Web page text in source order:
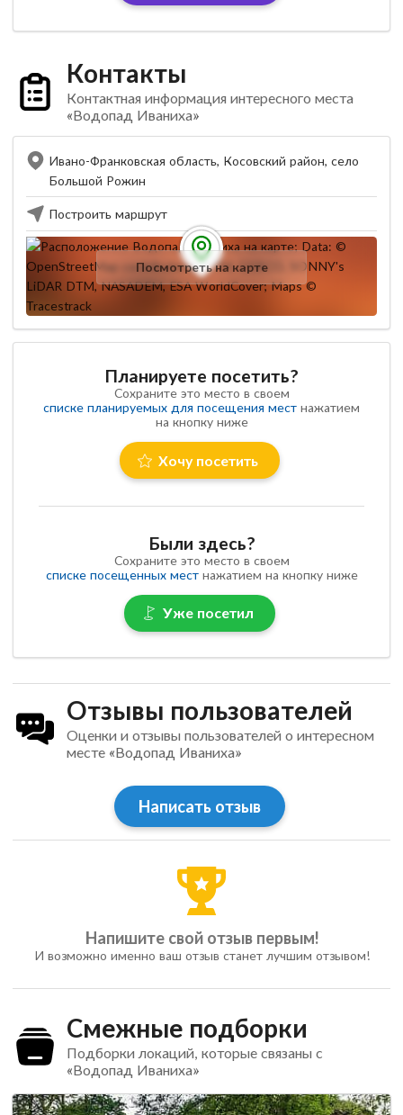
Контакты
Контактная информация интересного места
«Водопад Иваниха»
Ивано-Франковская область, Косовский район, село
Большой Рожин
Построить маршрут
Посмотреть на карте
Планируете посетить?
Сохраните это место в своем
списке планируемых для посещения мест нажатием
на кнопку ниже
Хочу посетить
Были здесь?
Сохраните это место в своем
списке посещенных местнажатием на кнопку ниже
Уже посетил
Отзывы пользователей
Оценки и отзывы пользователей о интересном
месте «Водопад Иваниха»
Написать отзыв
Напишите свой отзыв первым!
И возможно именно ваш отзыв станет лучшим отзывом!
Смежные подборки
Подборки локаций, которые связаны с
«Водопад Иваниха»